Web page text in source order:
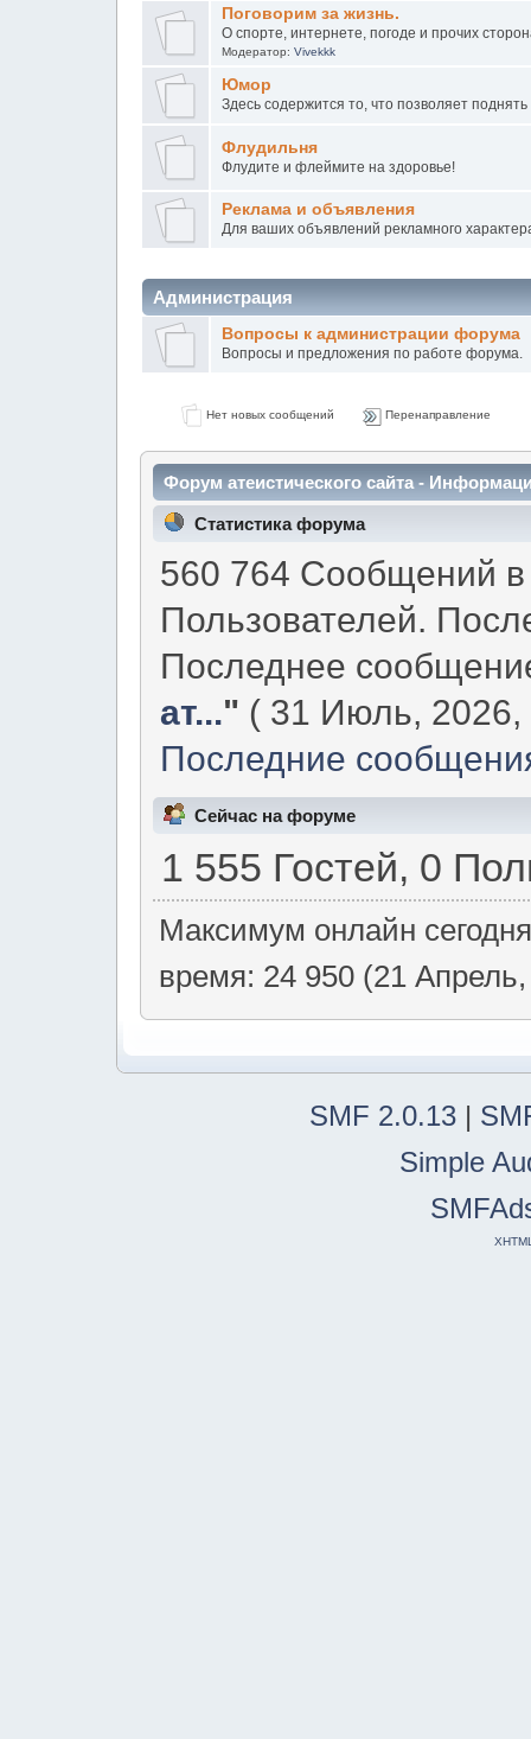
Поговорим за жизнь.
О спорте, интернете, погоде и прочих
Модератор: Vivekkk
Юмор
Здесь содержится то, что позволяет
Флудильня
Флудите и флeймите на здоровье!
Peклaмa и oбъявления
Для ваших объявлений рекламного
Администрация
Вопросы к администрации форума
Вопросы и предложения по работе форума.
Нет новых сообщений Перенаправление
Форум атеистического сайта -
Статистика форума
560 764 Сообщений
Пользователей.
Последнее
ат..." ( 31 Июль, 2026,
Последние
Сейчас на форуме
1 555 Гостей, 0
Максимум онлайн
время: 24 950 (21
SMF 2.0.13 |
Simple